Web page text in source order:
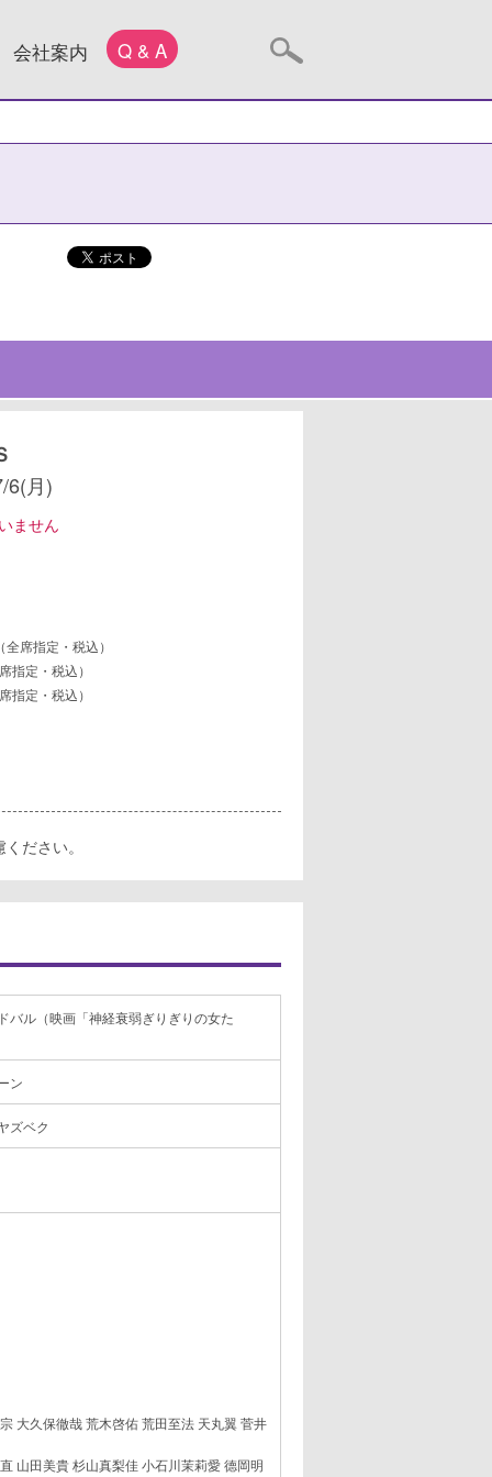
会社案内 Q & A
6(月)
ません
（全席指定・税込）
指定・税込）
指定・税込）
ださい。
バル（映画「神経衰弱ぎりぎりの女た
ン
ズベク
大久保徹哉 荒木啓佑 荒田至法 天丸翼 菅井
山田美貴 杉山真梨佳 小石川茉莉愛 德岡明